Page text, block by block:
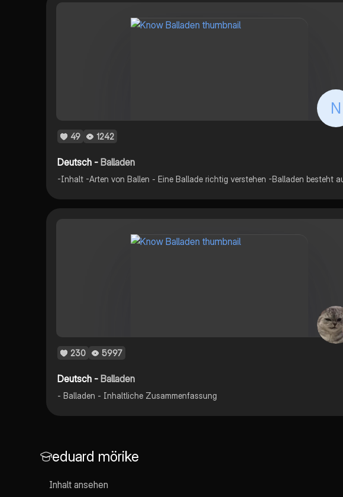
N
49 1242
Deutsch -Balladen
230 5997
Deutsch -Balladen
- Balladen - Inhaltliche Zusammenfassung
eduard mörike
Inhalt ansehen